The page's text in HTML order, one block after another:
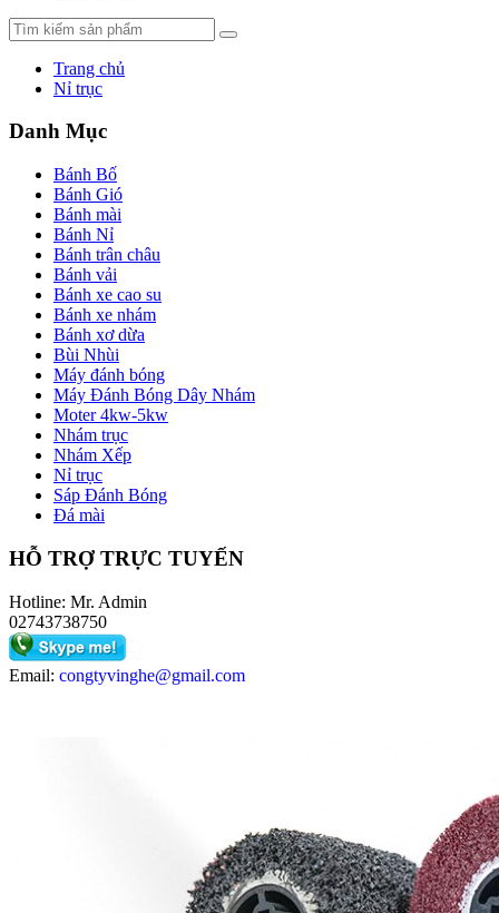
Trang chủ
Nỉ trục
Danh Mục
Bánh Bố
Bánh Gió
Bánh mài
Bánh Nỉ
Bánh trân châu
Bánh vải
Bánh xe cao su
Bánh xe nhám
Bánh xơ dừa
Bùi Nhùi
Máy đánh bóng
Máy Đánh Bóng Dây Nhám
Moter 4kw-5kw
Nhám trục
Nhám Xếp
Nỉ trục
Sáp Đánh Bóng
Đá mài
HỖ TRỢ TRỰC TUYẾN
Hotline: Mr. Admin
02743738750
Email: congtyvinghe@gmail.com